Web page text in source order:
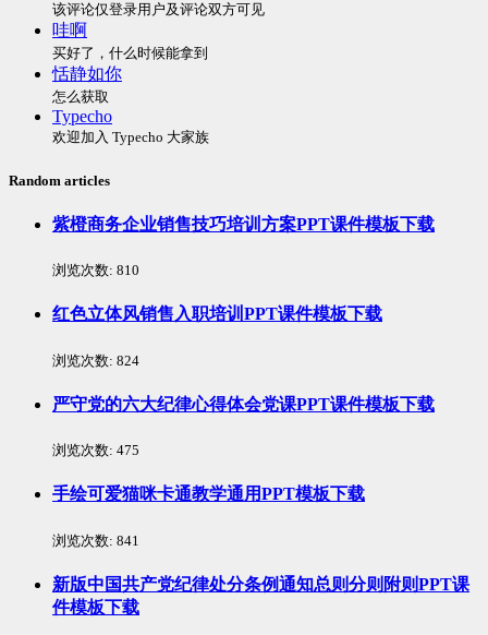
该评论仅登录用户及评论双方可见
哇啊
买好了，什么时候能拿到
恬静如你
怎么获取
Typecho
欢迎加入 Typecho 大家族
Random articles
紫橙商务企业销售技巧培训方案PPT课件模板下载
浏览次数: 810
红色立体风销售入职培训PPT课件模板下载
浏览次数: 824
严守党的六大纪律心得体会党课PPT课件模板下载
浏览次数: 475
手绘可爱猫咪卡通教学通用PPT模板下载
浏览次数: 841
新版中国共产党纪律处分条例通知总则分则附则PPT课
件模板下载